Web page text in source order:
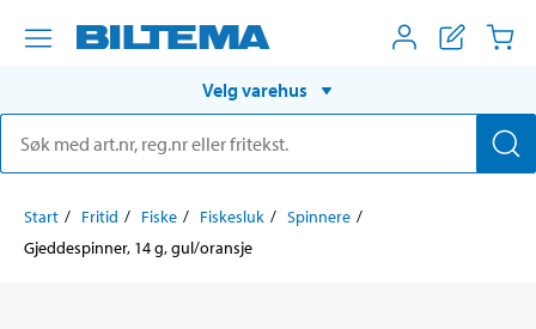
Velg varehus
Start Fritid Fiske Fiskesluk
Spinnere
Gjeddespinner, 14 g, gul/oransje